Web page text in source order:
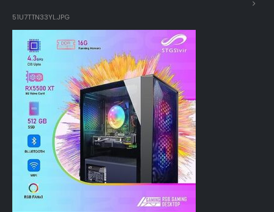
51U7TTN33YL.JPG